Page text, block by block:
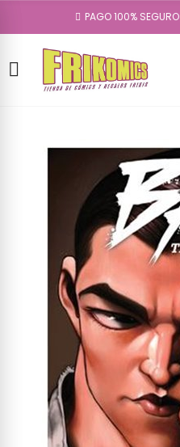
PAGO 100% SEGURO